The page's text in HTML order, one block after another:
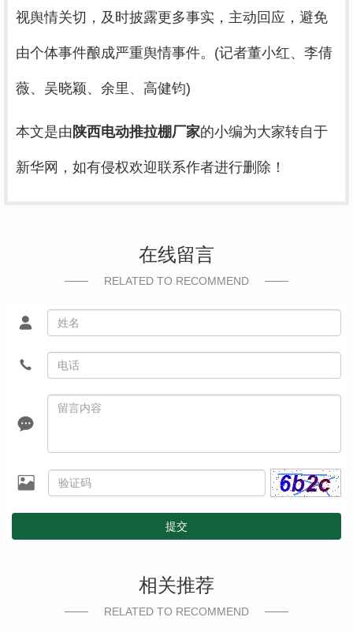
视舆情关切，及时披露更多事实，主动回应，避免
由个体事件酿成严重舆情事件。(记者董小红、李倩
薇、吴晓颖、余里、高健钧)
本文是由 陕西电动推拉棚厂家的小编为大家转自于
新华网，如有侵权欢迎联系作者进行删除！
在线留言
RELATED TO RECOMMEND
提交
相关推荐
RELATED TO RECOMMEND